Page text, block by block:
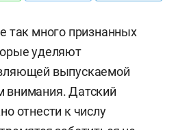
так много признанных
уделяют
выпускаемой
внимания. Датский
отнести к числу